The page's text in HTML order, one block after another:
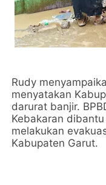
Rudy
menyatakan
darurat banjir.
Kebakaran
melakukan
Kabupaten Garut.